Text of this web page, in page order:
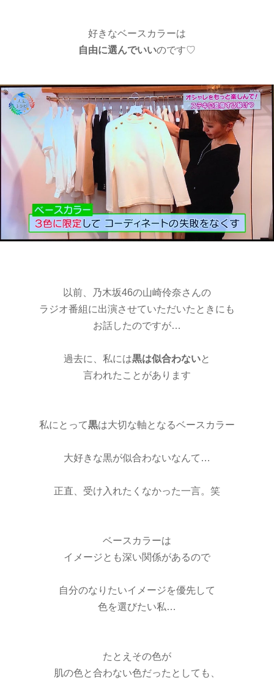
好きなベースカラーは
自由に選んでいいのです♡
以前、乃木坂46の山崎伶奈さんの
ラジオ番組に出演させていただいたときにも
お話したのですが…
過去に、私には黒は似合わないと
言われたことがあります
私にとって黒は大切な軸となるベースカラー
大好きな黒が似合わないなんて…
正直、受け入れたくなかった一言。笑
ベースカラーは
イメージとも深い関係があるので
自分のなりたいイメージを優先して
色を選びたい私…
たとえその色が
肌の色と合わない色だったとしても、